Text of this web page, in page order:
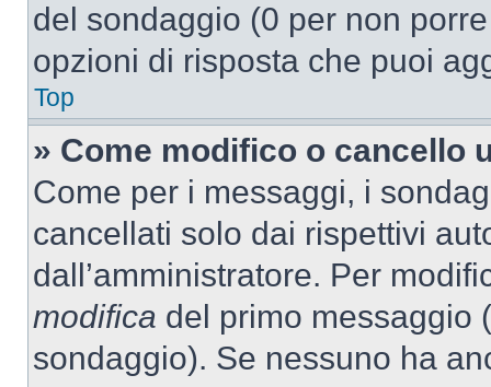
del sondaggio (0 per non
opzioni di risposta che puoi
Top
» Come modifico o cancello
Come per i messaggi, i
cancellati solo dai rispettivi
dall’amministratore. Per
modifica del primo messaggio
sondaggio). Se nessuno ha